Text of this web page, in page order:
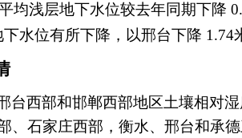
均浅层地下水位较去年同期下降
水位有所下降，以邢台下降 1.74
台西部和邯郸西部地区土壤相对
、石家庄西部，衡水、邢台和承